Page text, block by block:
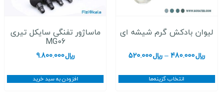
لیوان بادکش گرم شیشه ای
﷼480.000
– ﷼520.000محدوده
﷼480.000
تا
انتخاب گزینه‌ها
ماساژور تفنگی سایکل تیری
MG06
﷼9.800.000
افزودن به سبد خرید